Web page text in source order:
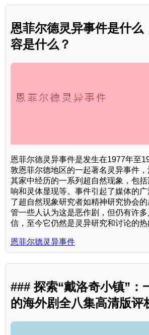
恩菲尔德灵异事件是什么
容是什么？
恩菲尔德灵异事件是发生在1977年至
敦恩菲尔德地区的一起著名灵异事件
其家中经历的一系列超自然现象，包
响和灵体显现等。事件引起了媒体的广
了超自然现象研究者如精神研究协会
管一些人认为这是恶作剧，但仍有许
信，至今它仍然是灵异研究和讨论的热
恩菲尔德灵异事件
### 探索“戴洛奇小镇”：
的海外剧全八集高清版评